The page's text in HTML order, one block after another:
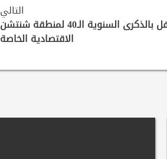
التالي
الصين تحتفل بالذكرى السنوية الـ40 لمنطقة شنتشن
الاقتصادية الخاصة